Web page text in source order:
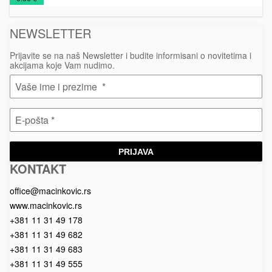
olovke
materijal
NEWSLETTER
Prijavite se na naš Newsletter i budite informisani o novitetima i
akcijama koje Vam nudimo.
PRIJAVA
Macinkovic
Macinkovic
https://www.macinkovic.rs/wp-
KONTAKT
office@macinkovic.rs
www.macinkovic.rs
+381 11 31 49 178
+381 11 31 49 682
+381 11 31 49 683
+381 11 31 49 555